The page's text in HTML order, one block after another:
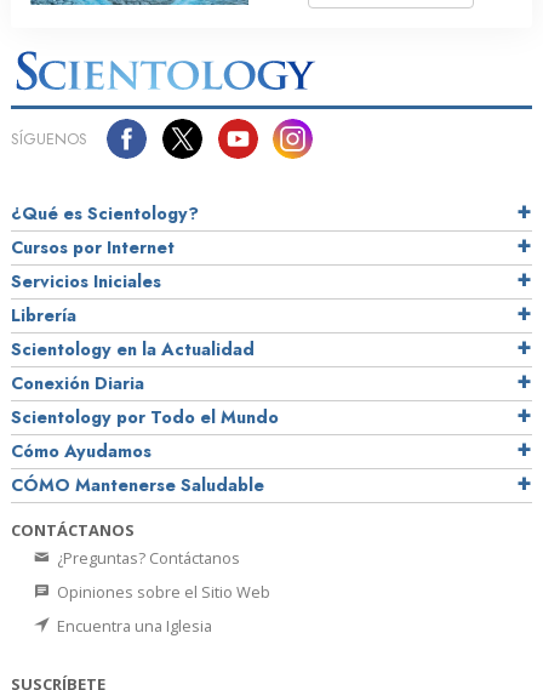
SÍGUENOS
¿Qué es Scientology?
Cursos por Internet
Servicios Iniciales
Librería
Scientology en la Actualidad
Conexión Diaria
Scientology por Todo el Mundo
Cómo Ayudamos
CÓMO Mantenerse Saludable
CONTÁCTANOS
¿Preguntas? Contáctanos
Opiniones sobre el Sitio Web
Encuentra una Iglesia
SUSCRÍBETE